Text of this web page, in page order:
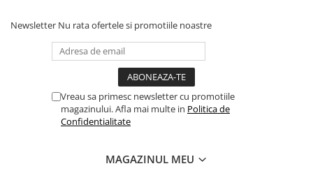
Newsletter Nu rata ofertele si promotiile noastre
Vreau sa primesc newsletter cu promotiile
magazinului. Afla mai multe in Politica de
Confidentialitate
MAGAZINUL MEU